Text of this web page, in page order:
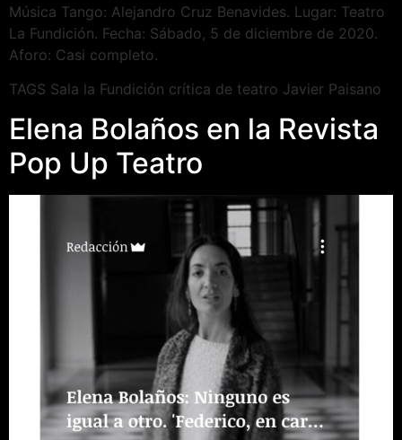
Música Tango: Alejandro Cruz Benavides. Lugar: Teatro
La Fundición. Fecha: Sábado, 5 de diciembre de 2020.
Aforo: Casi completo.
TAGS Sala la Fundición crítica de teatro Javier Paisano
Elena Bolaños en la Revista
Pop Up Teatro